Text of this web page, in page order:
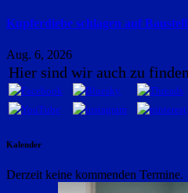
Kupferdiebe schlagen auf
Aug. 6, 2026
Hier sind wir auch zu
Kalender
Derzeit keine kommenden Termine.